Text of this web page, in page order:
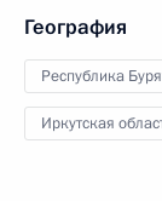
География
Республика
Иркутская